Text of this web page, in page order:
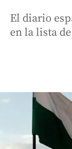
El diario
en la lista